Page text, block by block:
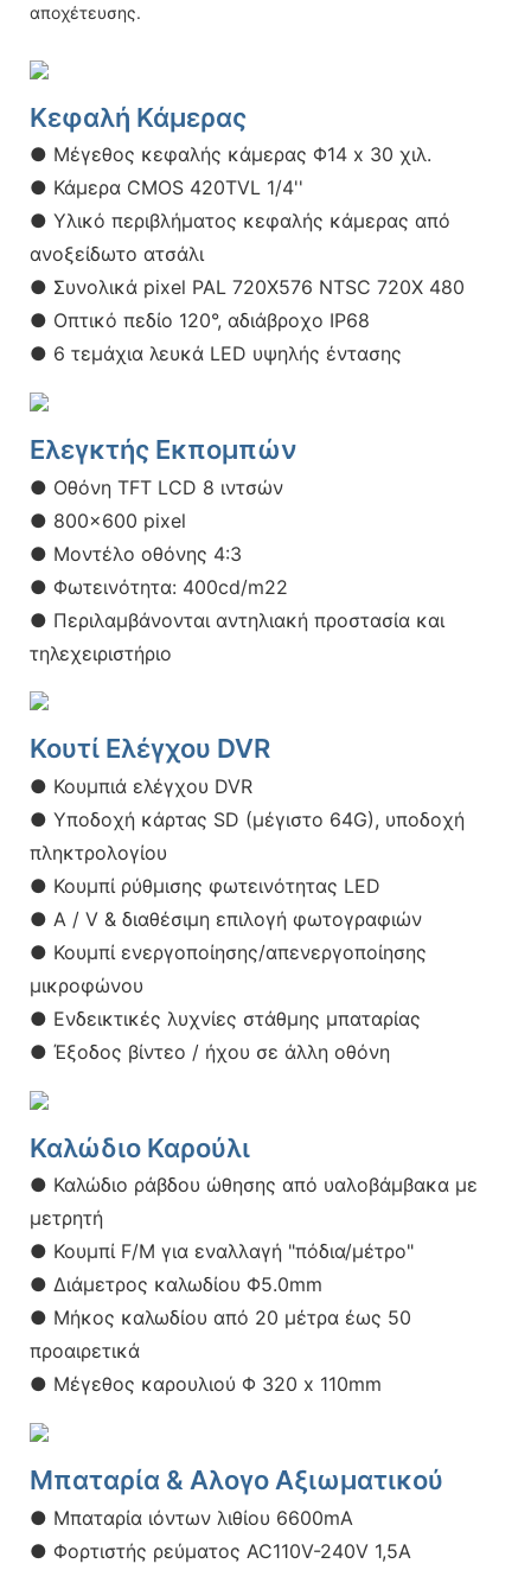
αποχέτευσης.
Κεφαλή Κάμερας
● Μέγεθος κεφαλής κάμερας Φ14 x 30 χιλ.
● Κάμερα CMOS 420TVL 1/4''
● Υλικό περιβλήματος κεφαλής κάμερας από
ανοξείδωτο ατσάλι
● Συνολικά pixel PAL 720X576 NTSC 720X 480
● Οπτικό πεδίο 120°, αδιάβροχο IP68
● 6 τεμάχια λευκά LED υψηλής έντασης
Ελεγκτής Εκπομπών
● Οθόνη TFT LCD 8 ιντσών
● 800x600 pixel
● Μοντέλο οθόνης 4:3
● Φωτεινότητα: 400cd/m22
● Περιλαμβάνονται αντηλιακή προστασία και
τηλεχειριστήριο
Κουτί Ελέγχου DVR
● Κουμπιά ελέγχου DVR
● Υποδοχή κάρτας SD (μέγιστο 64G), υποδοχή
πληκτρολογίου
● Κουμπί ρύθμισης φωτεινότητας LED
● A / V & διαθέσιμη επιλογή φωτογραφιών
● Κουμπί ενεργοποίησης/απενεργοποίησης
μικροφώνου
● Ενδεικτικές λυχνίες στάθμης μπαταρίας
● Έξοδος βίντεο / ήχου σε άλλη οθόνη
Καλώδιο Καρούλι
● Καλώδιο ράβδου ώθησης από υαλοβάμβακα με
μετρητή
● Κουμπί F/M για εναλλαγή "πόδια/μέτρο"
● Διάμετρος καλωδίου Φ5.0mm
● Μήκος καλωδίου από 20 μέτρα έως 50
προαιρετικά
● Μέγεθος καρουλιού Φ 320 x 110mm
Μπαταρία & Αλογο Αξιωματικού
● Μπαταρία ιόντων λιθίου 6600mA
● Φορτιστής ρεύματος AC110V-240V 1,5A